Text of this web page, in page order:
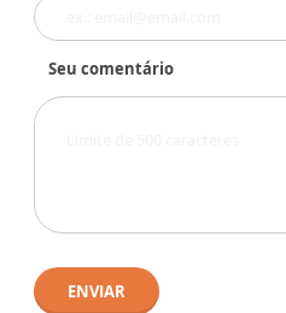
Seu comentário
ENVIAR